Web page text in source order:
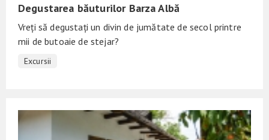
Degustarea băuturilor Barza Albă
Vreți să degustați un divin de jumătate de secol printre
mii de butoaie de stejar?
Excursii